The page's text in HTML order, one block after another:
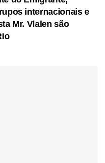
internacionais e
Mr. Vlalen são